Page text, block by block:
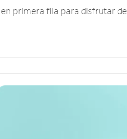
primera fila para disfrutar